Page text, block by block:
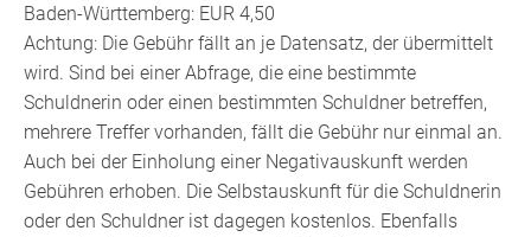
Baden-Württemberg: EUR 4,50
Achtung: Die Gebühr fällt an je Datensatz, der übermittelt
wird. Sind bei einer Abfrage, die eine bestimmte
Schuldnerin oder einen bestimmten Schuldner betreffen,
mehrere Treffer vorhanden, fällt die Gebühr nur einmal an.
Auch bei der Einholung einer Negativauskunft werden
Gebühren erhoben. Die Selbstauskunft für die Schuldnerin
oder den Schuldner ist dagegen kostenlos. Ebenfalls